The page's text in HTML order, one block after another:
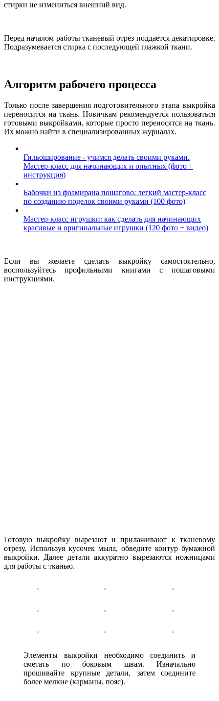
стирки не измениться внешний вид.
Перед началом работы тканевый отрез поддается декатировке.
Подразумевается стирка с последующей глажкой ткани.
Алгоритм рабочего процесса
Только после завершения подготовительного этапа выкройка
переносится на ткань. Новичкам рекомендуется пользоваться
готовыми выкройками, которые просто переносятся на ткань.
Их можно найти в специализированных журналах.
Гильоширование - учимся делать своими руками.
Мастер-класс для начинающих и опытных (фото +
инструкция)
Бабочки из фоамирана пошагово: легкий мастер-класс
по созданию поделок своими руками (100 фото)
Мастер-класс игрушки: как сделать для начинающих
красивые и оригинальные игрушки (120 фото + видео)
Если вы желаете сделать выкройку самостоятельно,
воспользуйтесь профильными книгами с пошаговыми
инструкциями.
Готовую выкройку вырезают и прилаживают к тканевому
отрезу. Используя кусочек мыла, обведите контур бумажной
выкройки. Далее детали аккуратно вырезаются ножницами
для работы с тканью.
Элементы выкройки необходимо соединить и
сметать по боковым швам. Изначально
прошивайте крупные детали, затем соедините
более мелкие (карманы, пояс).